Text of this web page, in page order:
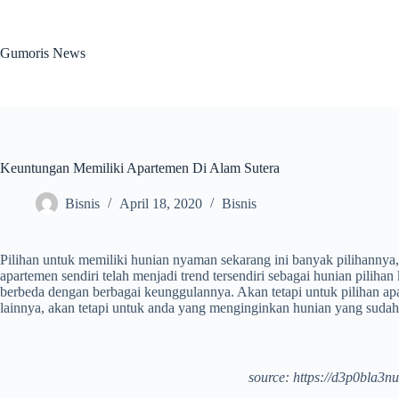
Gumoris News
Keuntungan Memiliki Apartemen Di Alam Sutera
Bisnis April 18, 2020 Bisnis
Pilihan untuk memiliki hunian nyaman sekarang ini banyak
apartemen sendiri telah menjadi trend tersendiri sebagai hunian
berbeda dengan berbagai keunggulannya. Akan tetapi untuk pilihan
lainnya, akan tetapi untuk anda yang menginginkan hunian yang
source: https://